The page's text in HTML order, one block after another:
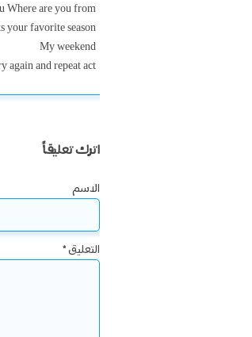
Where are you from
your favorite season
My weekend
again and repeat act
اترك تعليقاً
الاسم
التعليق*